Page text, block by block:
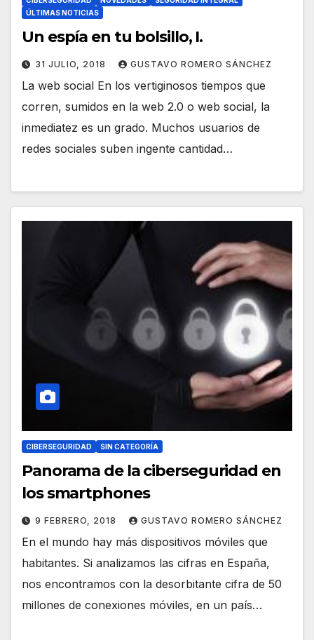
ÚLTIMAS NOTICIAS
Un espía en tu bolsillo, I.
31 JULIO, 2018 GUSTAVO ROMERO SÁNCHEZ
La web social En los vertiginosos tiempos que
corren, sumidos en la web 2.0 o web social, la
inmediatez es un grado. Muchos usuarios de
redes sociales suben ingente cantidad…
CIBERSEGURIDAD SIN CATEGORÍA
Panorama de la ciberseguridad en
los smartphones
9 FEBRERO, 2018 GUSTAVO ROMERO SÁNCHEZ
En el mundo hay más dispositivos móviles que
habitantes. Si analizamos las cifras en España,
nos encontramos con la desorbitante cifra de 50
millones de conexiones móviles, en un país…